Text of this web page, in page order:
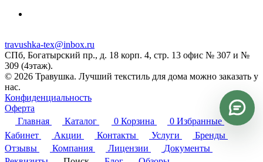
travushka-tex@inbox.ru
СПб, Богатырский пр., д. 18 корп. 4, стр. 13 офис № 307 и №
309 (4этаж).
© 2026 Травушка. Лучший текстиль для дома можно заказать у
нас.
Конфиденциальность
Оферта
Главная
Каталог 0 Корзина 0 Избранные
Кабинет
Акции Контакты Услуги
Бренды
Отзывы
Компания Лицензии
Документы